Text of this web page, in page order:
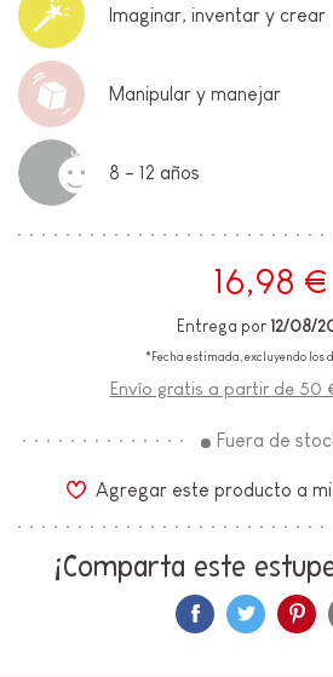
Imaginar, inventar y crear
Manipular y manejar
8 - 12 años
16,98 €
Entrega por 12/08/
*Fecha estimada, excluyendo los
Envío gratis a partir de 50
Fuera de
Agregar este producto a
¡Comparta este